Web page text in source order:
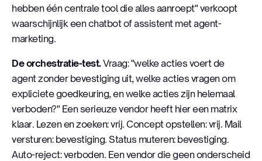
hebben één centrale tool die alles aanroept" verkoopt
waarschijnlijk een chatbot of assistent met agent-
marketing.
De orchestratie-test.Vraag: "welke acties voert de
agent zonder bevestiging uit, welke acties vragen om
expliciete goedkeuring, en welke acties zijn helemaal
verboden?" Een serieuze vendor heeft hier een matrix
klaar. Lezen en zoeken: vrij. Concept opstellen: vrij. Mail
versturen: bevestiging. Status muteren: bevestiging.
Auto-reject: verboden. Een vendor die geen onderscheid